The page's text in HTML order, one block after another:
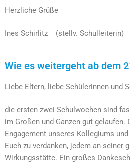
Herzliche Grüße
Ines Schirlitz (stellv. Schulleiterin)
Wie es weitergeht ab dem
Liebe Eltern, liebe Schülerinnen und
die ersten zwei Schulwochen sind
im Großen und Ganzen gut
Engagement unseres Kollegiums
Euch zu verdanken, jedem an seiner
Wirkungsstätte. Ein großes